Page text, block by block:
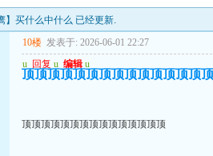
】买什么中什么 已经更新.
10楼 发表于: 2026-06-01 22:27
u 回复 u 编辑 u
顶顶顶顶顶顶顶顶顶顶顶顶顶顶顶
顶顶顶顶顶顶顶顶顶顶顶顶顶顶顶